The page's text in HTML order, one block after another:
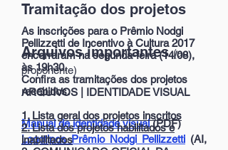
Arquivos importantes(ao
proponente)
ARQUIVOS | IDENTIDADE VISUAL
Manual de identidade visual(PDF)
Logotipos Prêmio Nodgi Pellizzetti (AI,
Tramitação dos projetos
As inscrições para o Prêmio Nodgi
Pellizzetti de Incentivo à Cultura 2017
encerraram na segunda-feira (14/08),
às 19h30.
Confira as tramitações dos projetos
recebidos.
1. Lista geral dos projetos inscritos
2. Lista dos projetos habilitados e
inabilitados